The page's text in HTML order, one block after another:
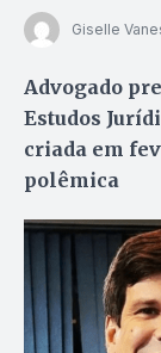
Giselle
Advogado
Estudos
criada em
polêmica